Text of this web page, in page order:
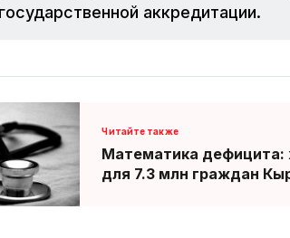
аккредитации.
Математика дефицита:
для 7.3 млн граждан